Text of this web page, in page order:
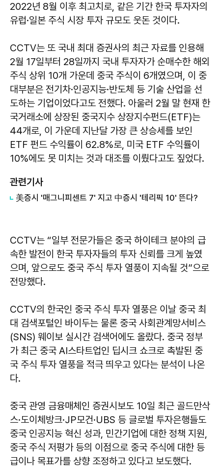
2022년 8월 이후 최고치로, 같은 기간 한국 투자자의
유럽·일본 주식 시장 투자 규모도 웃돈 것이다.
CCTV는 또 국내 최대 증권사의 최근 자료를 인용해
2월 17일부터 28일까지 국내 투자자가 순매수한 해외
주식 상위 10개 가운데 중국 주식이 6개였으며, 이 중
대부분은 전기차·인공지능·반도체 등 기술 산업을 선
도하는 기업이었다고도 전했다. 아울러 2월 말 현재 한
국거래소에 상장된 중국지수 상장지수펀드(ETF)는
44개로, 이 가운데 지난달 가장 큰 상승세를 보인
ETF 펀드 수익률이 62.8%로, 미국 ETF 수익률이
10%에도 못 미치는 것과 대조를 이뤘다고도 짚었다.
관련기사
美증시 '매그니피센트 7' 지고 中증시 '테리픽 10' 뜬다?
CCTV는 “일부 전문가들은 중국 하이테크 분야의 급
속한 발전이 한국 투자자들의 투자 신뢰를 크게 높였
으며, 앞으로도 중국 주식 투자 열풍이 지속될 것”으로
전망했다.
CCTV의 한국인 중국 주식 투자 열풍은 이날 중국 최
대 검색포털인 바이두는 물론 중국 사회관계망서비스
(SNS) 웨이보 실시간 검색어에도 올랐다. 중국 정부
가 최근 중국 AI스타트업인 딥시크 쇼크로 촉발된 중
국 주식 투자 열풍을 적극 띄우고 있다는 분석이 나온
다.
중국 관영 금융매체인 증권시보도 10일 최근 골드만삭
스·도이체방크·JP모건·UBS 등 글로벌 투자은행들도
중국 인공지능 혁신 성과, 민간기업에 대한 정책 지원,
중국 주식 저평가 등의 이점으로 중국 주식에 대한 등
급이나 목표가를 상향 조정하고 있다고 보도했다.